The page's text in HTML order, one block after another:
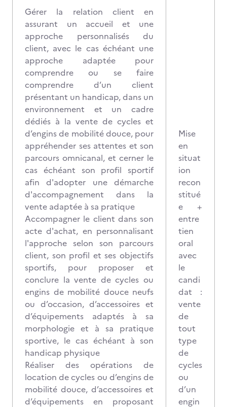
Gérer la relation client en
assurant un accueil et une
approche personnalisés du
client, avec le cas échéant une
approche adaptée pour
comprendre ou se faire
comprendre d’un client
présentant un handicap, dans un
environnement et un cadre
dédiés à la vente de cycles et
d’engins de mobilité douce, pour
appréhender ses attentes et son
parcours omnicanal, et cerner le
cas échéant son profil sportif
afin d'adopter une démarche
d'accompagnement dans la
vente adaptée à sa pratique
Accompagner le client dans son
acte d'achat, en personnalisant
l'approche selon son parcours
client, son profil et ses objectifs
sportifs, pour proposer et
conclure la vente de cycles ou
engins de mobilité douce neufs
ou d’occasion, d’accessoires et
d’équipements adaptés à sa
morphologie et à sa pratique
sportive, le cas échéant à son
handicap physique
Réaliser des opérations de
location de cycles ou d’engins de
mobilité douce, d’accessoires et
d’équipements en proposant
Mise
en
situat
ion
recon
stitué
e +
entre
tien
oral
avec
le
candi
dat :
vente
de
tout
type
de
cycles
ou
d’un
engin